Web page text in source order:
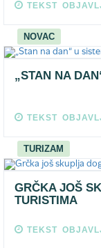
TEKST
NOVAC
„STAN NA
TEKST
TURIZAM
GRČKA JOŠ
TURISTIMA
TEKST